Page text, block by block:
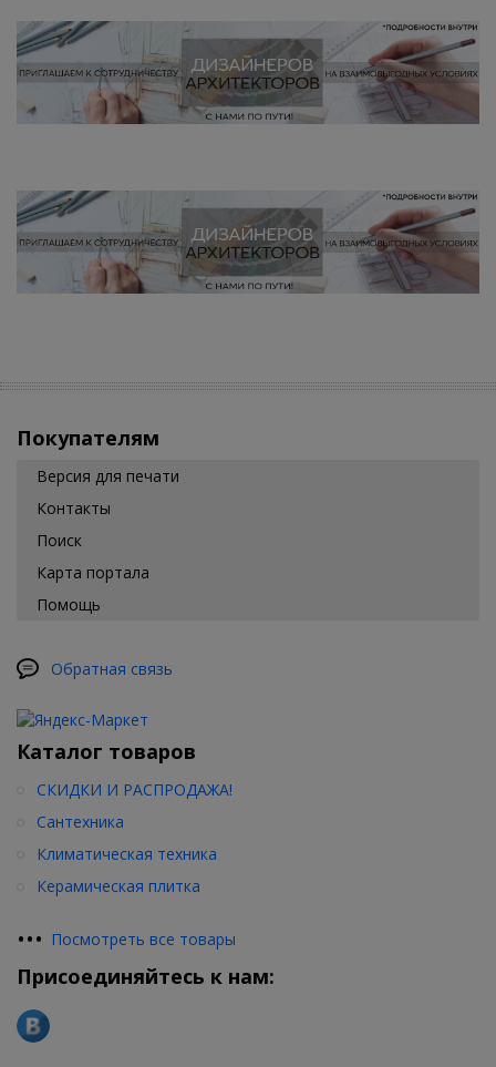
Покупателям
Версия для печати
Контакты
Поиск
Карта портала
Помощь
Обратная связь
Каталог товаров
СКИДКИ И РАСПРОДАЖА!
Сантехника
Климатическая техника
Керамическая плитка
••• Посмотреть все товары
Присоединяйтесь к нам: